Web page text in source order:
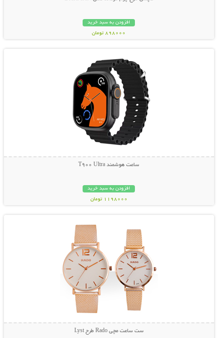
افزودن به سبد خرید
898000 تومان
نمایش توضیحات بیشتر
ساعت هوشمند T900 Ultra
افزودن به سبد خرید
1198000 تومان
نمایش توضیحات بیشتر
ست ساعت مچی Rado طرح Lyst